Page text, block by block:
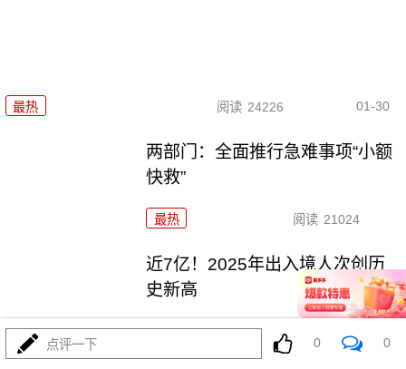
最热 阅读 24226 01-30
两部门：全面推行急难事项“小额
快救”
最热 阅读 21024
近7亿！2025年出入境人次创历
史新高
最热
点评一下 0 0